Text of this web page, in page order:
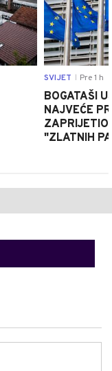
SVIJET Pre 1 h
BOGATAŠI
NAJVEĆE
ZAPRIJETIO
"ZLATNIH